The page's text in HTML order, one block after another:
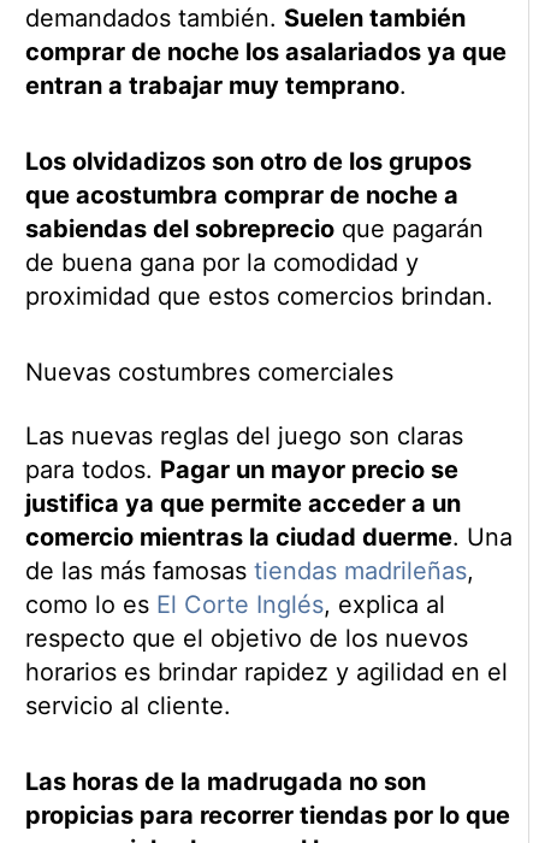
demandados también. Suelen también
comprar de noche los asalariados ya que
entran a trabajar muy temprano.
Los olvidadizos son otro de los grupos
que acostumbra comprar de noche a
sabiendas del sobreprecioque pagarán
de buena gana por la comodidad y
proximidad que estos comercios brindan.
Nuevas costumbres comerciales
Las nuevas reglas del juego son claras
para todos. Pagar un mayor precio se
justifica ya que permite acceder a un
comercio mientras la ciudad duerme. Una
de las más famosas tiendas madrileñas,
como lo es El Corte Inglés, explica al
respecto que el objetivo de los nuevos
horarios es brindar rapidez y agilidad en el
servicio al cliente.
Las horas de la madrugada no son
propicias para recorrer tiendas por lo que